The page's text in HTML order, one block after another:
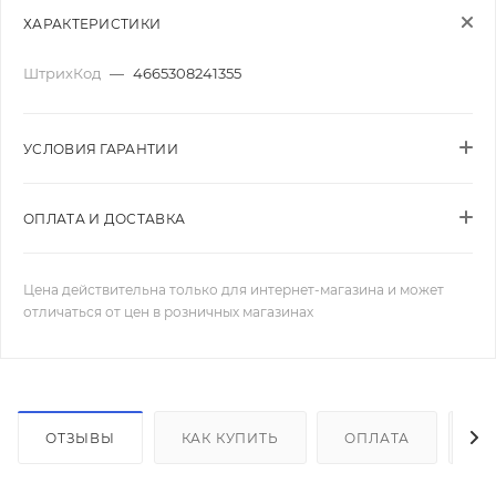
ХАРАКТЕРИСТИКИ
ШтрихКод — 4665308241355
УСЛОВИЯ ГАРАНТИИ
ОПЛАТА И ДОСТАВКА
Цена действительна только для интернет-магазина и может
отличаться от цен в розничных магазинах
ОТЗЫВЫ КАК КУПИТЬ ОПЛАТА